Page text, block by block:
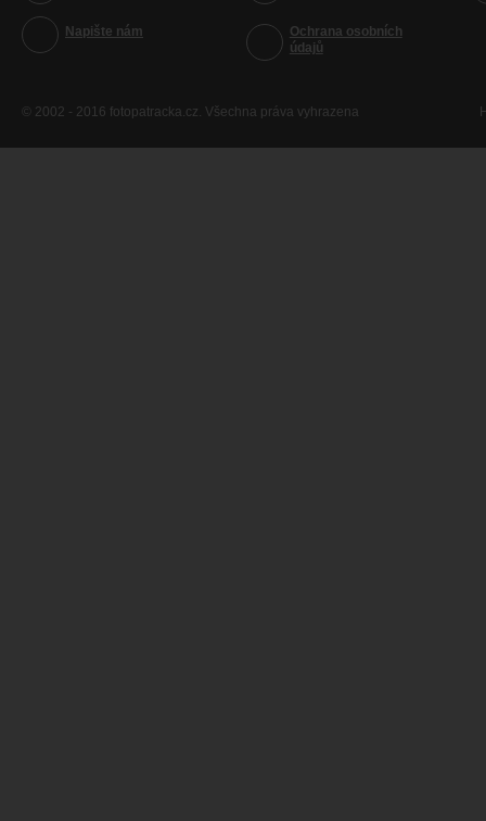
Napište nám
Ochrana osobních
údajů
© 2002 - 2016 fotopatracka.cz. Všechna práva vyhrazena